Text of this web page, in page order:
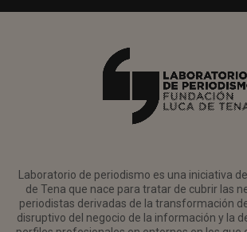
Laboratorio de periodismo es una iniciativa
de Tena que nace para tratar de cubrir las
periodistas derivadas de la transformación
disruptivo del negocio de la información y la